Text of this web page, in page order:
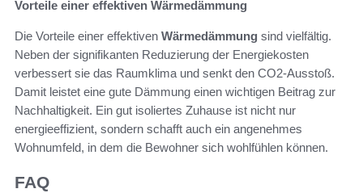
Vorteile einer effektiven Wärmedämmung
Die Vorteile einer effektiven Wärmedämmung sind vielfältig.
Neben der signifikanten Reduzierung der Energiekosten
verbessert sie das Raumklima und senkt den CO2-Ausstoß.
Damit leistet eine gute Dämmung einen wichtigen Beitrag zur
Nachhaltigkeit. Ein gut isoliertes Zuhause ist nicht nur
energieeffizient, sondern schafft auch ein angenehmes
Wohnumfeld, in dem die Bewohner sich wohlfühlen können.
FAQ